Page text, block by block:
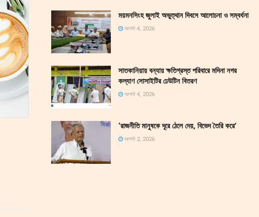
ময়মনসিংহ জুলাই অভুত্থান দিবসে আলোচনা ও সম্বর্ধনা
আগস্ট 4, 2026
সাতকানিয়ায় বন্যায় ক্ষতিগ্রস্ত পরিবারে মদিনা নগর
কল্যাণ সোসাইটির ঢেউটিন বিতরণ
আগস্ট 4, 2026
‘রাজনীতি মানুষকে দূরে ঠেলে দেয়, বিভেদ তৈরি করে’
আগস্ট 2, 2026